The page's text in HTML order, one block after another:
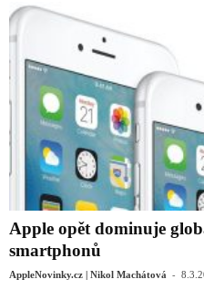
Apple opět dominuje
smartphonů
AppleNovinky.cz | Nikol Machátová -